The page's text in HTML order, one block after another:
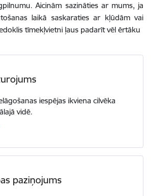
.Aicinām sazināties armums, ja
laikā saskaraties ar kļūdām vai
tīmekļvietni ļaus padarīt vēl ērtāku
iespējas ikviena cilvēka
vidē.
paziņojums